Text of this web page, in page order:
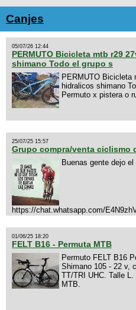
Canjes
05/07/26 12:44
PERMUTO Bicicleta mtb r29
shimano Todo el grupo s
PERMUTO Bicicleta
hidralicos shimano
Permuto x pistera o
25/07/25 15:57
Grupo compra/venta ciclismo
Buenas gente dejo
https://chat.whatsapp.com/
01/06/25 18:20
FELT B16 - Permuta MTB
Permuto FELT B16
Shimano 105 - 22 v,
TT/TRI UHC. Talle
MTB.